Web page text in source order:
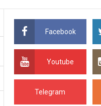
Facebook
Youtube
Telegram